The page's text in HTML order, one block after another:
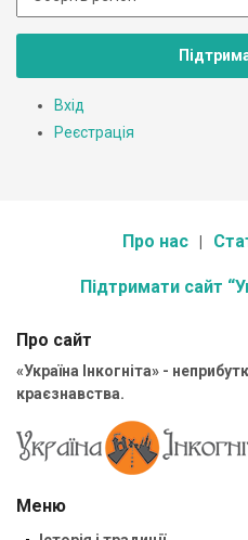
Вхід
Реєстрація
Про нас
Підтримати сайт
Про сайт
«Україна Інкогніта» -
краєзнавства.
Меню